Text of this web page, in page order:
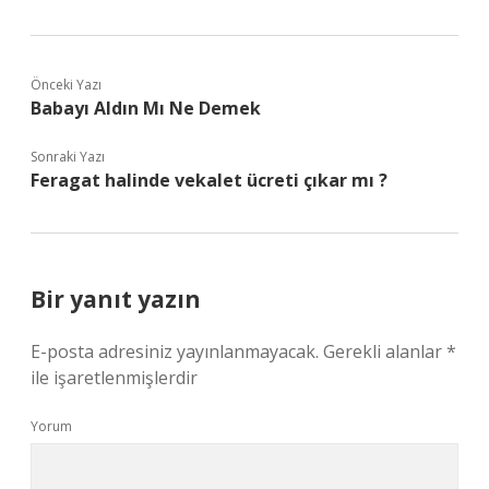
Önceki Yazı
Babayı Aldın Mı Ne Demek
Sonraki Yazı
Feragat halinde vekalet ücreti çıkar mı ?
Bir yanıt yazın
E-posta adresiniz yayınlanmayacak. Gerekli alanlar*
ile işaretlenmişlerdir
Yorum